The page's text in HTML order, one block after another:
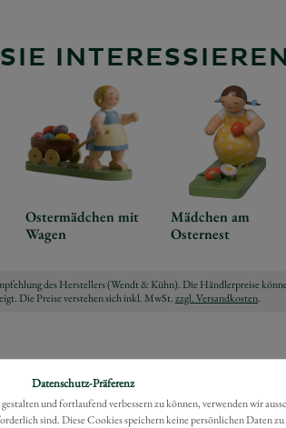
Ostermädchen mit
Wagen
Mädchen am
Osternest
des Herstellers (Wendt & Kühn). Die Händlerpreise
Die Preise verstehen sich inkl. MwSt.zzgl. Versandkosten.
Datenschutz-Präferenz
und fortlaufend verbessern zu können, verwenden wir
sind. Diese Cookies speichern keine persönlichen Daten zu